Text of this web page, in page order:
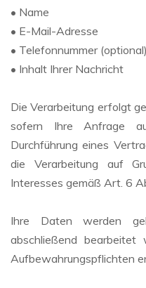
• Name
• E-Mail-Adresse
• Telefonnummer (optional)
• Inhalt Ihrer Nachricht
Die Verarbeitung erfolgt
sofern Ihre Anfrage
Durchführung eines
die Verarbeitung auf
Interesses gemäß Art. 6
Ihre Daten werden
abschließend bearbeitet
Aufbewahrungspflichten